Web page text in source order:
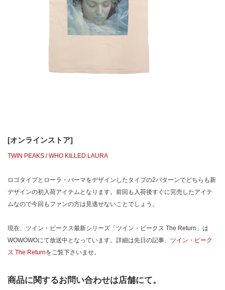
[オンラインストア]
TWIN PEAKS / WHO KILLED LAURA
ロゴタイプとローラ・パーマをデザインしたタイプの2パターンでどちらも新
デザインの初入荷アイテムとなります。前回も入荷後すぐに完売したアイテ
ムなので今回もファンの方は見逃せないことでしょう。
現在、ツイン・ピークス最新シリーズ「ツイン・ピークス The Return」は
WOWOWOにて放送中となっています。詳細は先日の記事、 ツイン・ピーク
ス The Returnをご覧下さいませ。
商品に関するお問い合わせは店舗にて。